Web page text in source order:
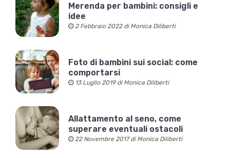
Merenda per bambini: consigli e
idee
2 Febbraio 2022 di Monica Diliberti
Foto di bambini sui social: come
comportarsi
13 Luglio 2019 di Monica Diliberti
Allattamento al seno, come
superare eventuali ostacoli
22 Novembre 2017 di Monica Diliberti